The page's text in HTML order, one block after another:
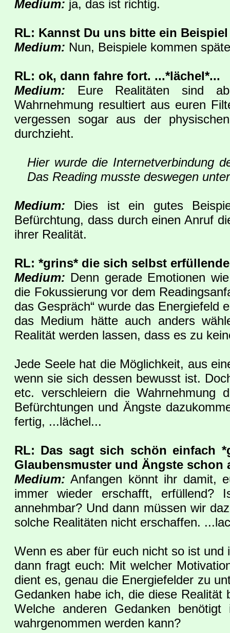
Medium: ja, das ist richtig.
RL: Kannst Du uns bitte ein
Medium: Nun, Beispiele kommen
RL: ok, dann fahre fort. ...*lächel*...
Medium: Eure Realitäten sind
Wahrnehmung resultiert aus euren
vergessen sogar aus der
durchzieht.
Hier wurde die Internetverbindung
Das Reading musste deswegen
Medium: Dies ist ein gutes
Befürchtung, dass durch einen Anruf
ihrer Realität.
RL: *grins* die sich selbst
Medium: Denn gerade Emotionen
die Fokussierung vor dem
das Gespräch“ wurde das Energiefeld
das Medium hätte auch anders
Realität werden lassen, dass es zu
Jede Seele hat die Möglichkeit, aus
wenn sie sich dessen bewusst ist.
etc. verschleiern die Wahrnehmung
Befürchtungen und Ängste
fertig, ...lächel...
RL: Das sagt sich schön einfach
Glaubensmuster und Ängste schon
Medium: Anfangen könnt ihr damit,
immer wieder erschafft,
annehmbar? Und dann müssen wir
solche Realitäten nicht erschaffen.
Wenn es aber für euch nicht so ist
dann fragt euch: Mit welcher
dient es, genau die Energiefelder zu
Gedanken habe ich, die diese Realität
Welche anderen Gedanken
wahrgenommen werden kann?